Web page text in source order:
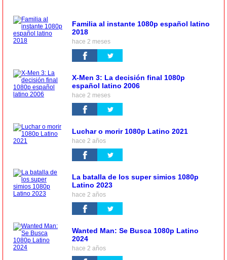
Familia al instante 1080p español latino
2018
hace 2 meses
X-Men 3: La decisión final 1080p
español latino 2006
hace 2 meses
Luchar o morir 1080p Latino 2021
hace 2 años
La batalla de los super simios 1080p
Latino 2023
hace 2 años
Wanted Man: Se Busca 1080p Latino
2024
hace 2 años